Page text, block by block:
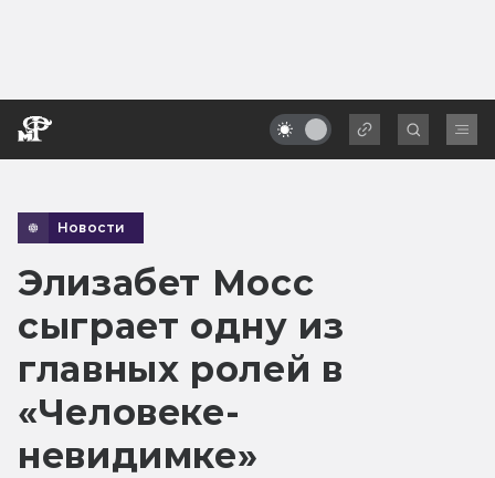
Новости
Элизабет Мосс
сыграет одну из
главных ролей в
«Человеке-
невидимке»